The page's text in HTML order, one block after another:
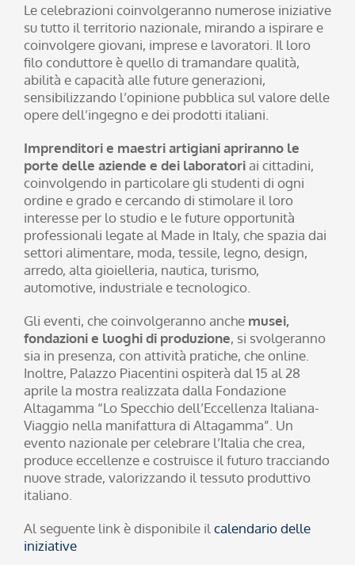
Le celebrazioni coinvolgeranno numerose iniziative
su tutto il territorio nazionale, mirando a ispirare e
coinvolgere giovani, imprese e lavoratori. Il loro
filo conduttore è quello di tramandare qualità,
abilità e capacità alle future generazioni,
sensibilizzando l’opinione pubblica sul valore delle
opere dell’ingegno e dei prodotti italiani.
Imprenditori e maestri artigiani apriranno le
porte delle aziende e dei laboratoriai cittadini,
coinvolgendo in particolare gli studenti di ogni
ordine e grado e cercando di stimolare il loro
interesse per lo studio e le future opportunità
professionali legate al Made in Italy, che spazia dai
settori alimentare, moda, tessile, legno, design,
arredo, alta gioielleria, nautica, turismo,
automotive, industriale e tecnologico.
Gli eventi, che coinvolgeranno anche musei,
fondazioni e luoghi di produzione, si svolgeranno
sia in presenza, con attività pratiche, che online.
Inoltre, Palazzo Piacentini ospiterà dal 15 al 28
aprile la mostra realizzata dalla Fondazione
Altagamma “Lo Specchio dell’Eccellenza Italiana-
Viaggio nella manifattura di Altagamma”. Un
evento nazionale per celebrare l’Italia che crea,
produce eccellenze e costruisce il futuro tracciando
nuove strade, valorizzando il tessuto produttivo
italiano.
Al seguente link è disponibile il calendario delle
iniziative